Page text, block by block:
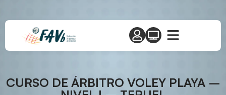
CURSO DE ÁRBITRO VOLEY PLAYA –